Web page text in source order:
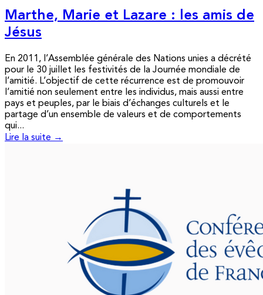
Marthe, Marie et Lazare : les amis de
Jésus
En 2011, l’Assemblée générale des Nations unies a décrété
pour le 30 juillet les festivités de la Journée mondiale de
l’amitié. L’objectif de cette récurrence est de promouvoir
l’amitié non seulement entre les individus, mais aussi entre
pays et peuples, par le biais d’échanges culturels et le
partage d’un ensemble de valeurs et de comportements
qui...
Lire la suite →